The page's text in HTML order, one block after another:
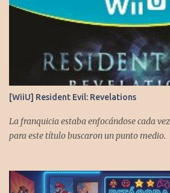
[WiiU] Resident Evil: Revelations
La franquicia estaba enfocándose cada
para este título buscaron un punto medio.